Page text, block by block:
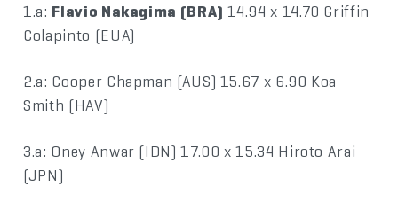
1.a: Flavio Nakagima (BRA) 14.94 x 14.70 Griffin
Colapinto (EUA)
2.a: Cooper Chapman (AUS) 15.67 x 6.90 Koa
Smith (HAV)
3.a: Oney Anwar (IDN) 17.00 x 15.34 Hiroto Arai
(JPN)